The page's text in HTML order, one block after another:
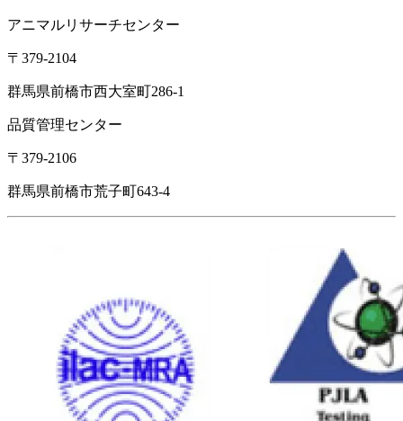
アニマルリサーチセンター
〒379-2104
群馬県前橋市西大室町286-1
品質管理センター
〒379-2106
群馬県前橋市荒子町643-4